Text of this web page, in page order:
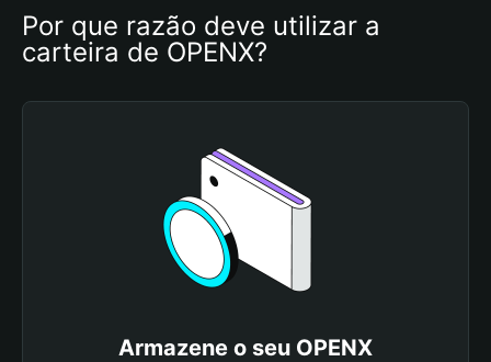
Por que razão deve utilizar a
carteira de OPENX?
Armazene o seu OPENX